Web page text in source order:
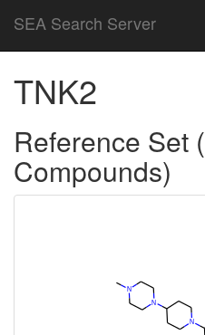
SEA Search Server
TNK2
Reference Set
Compounds)